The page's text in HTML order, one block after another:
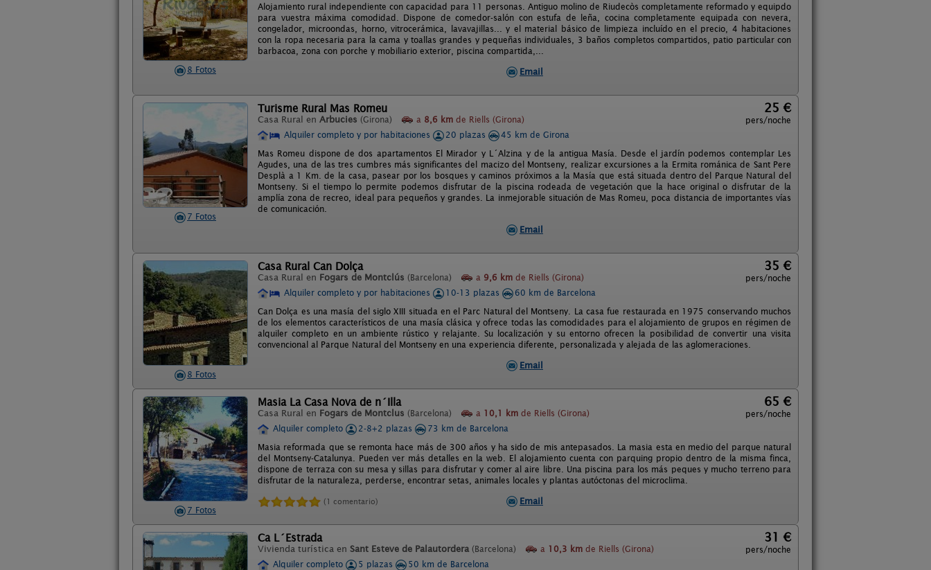
8 Fotos
Alojamiento rural independiente con capacidad para 11 personas. Antiguo molino de Riudecòs completamente reformado y equipdo
para vuestra máxima comodidad. Dispone de comedor-salón con estufa de leña, cocina completamente equipada con nevera,
congelador, microondas, horno, vitrocerámica, lavavajillas... y el material básico de limpieza incluído en el precio, 4 habitaciones
con la ropa necesaria para la cama y toallas grandes y pequeñas individuales, 3 baños completos compartidos, patio particular con
barbacoa, zona con porche y mobiliario exterior, piscina compartida,...
Email
7 Fotos
Turisme Rural Mas Romeu
Casa Rural en Arbucies (Girona) a 8,6 km de Riells (Girona)
25 €
pers/noche
Alquiler completo y por habitaciones
20 plazas
45 km de Girona
Mas Romeu dispone de dos apartamentos El Mirador y L´Alzina y de la antigua Masía. Desde el jardín podemos contemplar Les
Agudes, una de las tres cumbres más significantes del macizo del Montseny, realizar excursiones a la Ermita románica de Sant Pere
Desplà a 1 Km. de la casa, pasear por los bosques y caminos próximos a la Masía que está situada dentro del Parque Natural del
Montseny. Si el tiempo lo permite podemos disfrutar de la piscina rodeada de vegetación que la hace original o disfrutar de la
amplía zona de recreo, ideal para pequeños y grandes. La inmejorable situación de Mas Romeu, poca distancia de importantes vías
de comunicación.
Email
8 Fotos
Casa Rural Can Dolça
Casa Rural en Fogars de Montclús (Barcelona) a 9,6 km de Riells (Girona)
35 €
pers/noche
Alquiler completo y por habitaciones
10-13 plazas
60 km de Barcelona
Can Dolça es una masía del siglo XIII situada en el Parc Natural del Montseny. La casa fue restaurada en 1975 conservando muchos
de los elementos característicos de una masía clásica y ofrece todas las comodidades para el alojamiento de grupos en régimen de
alquiler completo en un ambiente rústico y relajante. Su localización y su entorno ofrecen la posibilidad de convertir una visita
convencional al Parque Natural del Montseny en una experiencia diferente, personalizada y alejada de las aglomeraciones.
Email
7 Fotos
Masia La Casa Nova de n´Illa
Casa Rural en Fogars de Montclus (Barcelona) a 10,1 km de Riells (Girona)
65 €
pers/noche
Alquiler completo
2-8+2 plazas
73 km de Barcelona
Masia reformada que se remonta hace más de 300 años y ha sido de mis antepasados. La masia esta en medio del parque natural
del Montseny-Catalunya. Pueden ver más detalles en la web. El alojamiento cuenta con parquing propio dentro de la misma finca,
dispone de terraza con su mesa y sillas para disfrutar y comer al aire libre. Una piscina para los más peques y mucho terreno para
disfrutar de la naturaleza, perderse, encontrar setas, animales locales y plantas autóctonas del microclima.
(1 comentario) Email
Ca L´Estrada
Vivienda turística en Sant Esteve de Palautordera (Barcelona) a 10,3 km de Riells (Girona)
31 €
pers/noche
Alquiler completo
5 plazas
50 km de Barcelona